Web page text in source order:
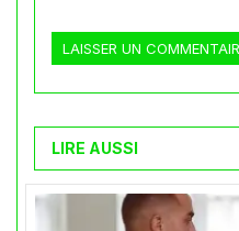
LIRE AUSSI